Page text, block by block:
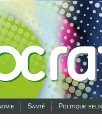
Santé Politique